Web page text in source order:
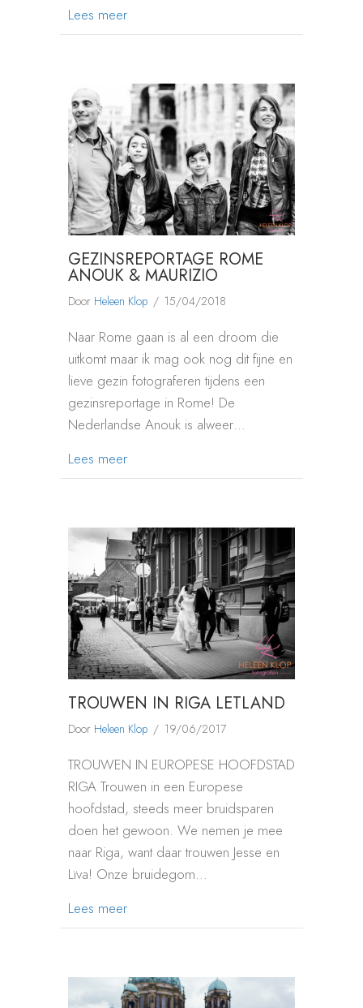
Lees meerabout FOTOTRIP MET LOVESHOOT IN
GEZINSREPORTAGE ROME
ANOUK & MAURIZIO
Door Heleen Klop / 15/04/2018
Naar Rome gaan is al een droom die
uitkomt maar ik mag ook nog dit fijne en
lieve gezin fotograferen tijdens een
gezinsreportage in Rome! De
Nederlandse Anouk is alweer…
Lees meerabout GEZINSREPORTAGE ROME
TROUWEN IN RIGA LETLAND
Door Heleen Klop / 19/06/2017
TROUWEN IN EUROPESE HOOFDSTAD
RIGA Trouwen in een Europese
hoofdstad, steeds meer bruidsparen
doen het gewoon. We nemen je mee
naar Riga, want daar trouwen Jesse en
Lïva! Onze bruidegom…
Lees meerabout TROUWEN IN RIGA LETLAND